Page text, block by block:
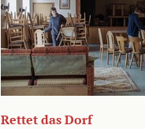
Rettet das Dorf